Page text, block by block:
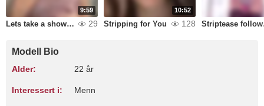
9:59
Lets take a shower together 29
10:52
Stripping for You 128
Modell Bio
Alder: 22 år
Interessert i: Menn